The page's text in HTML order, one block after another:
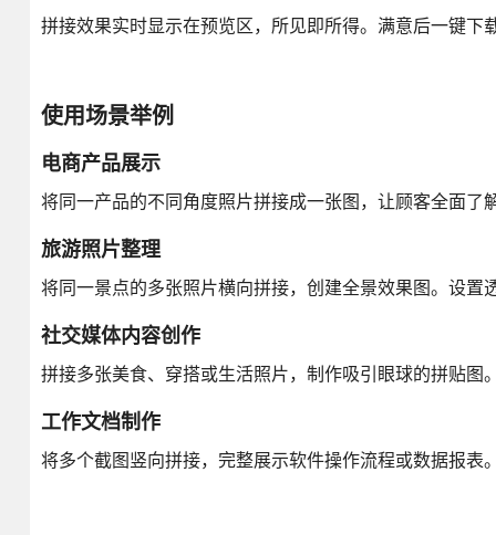
拼接效果实时显示在预览区，所见即所得。满意后一键下
使用场景举例
电商产品展示
将同一产品的不同角度照片拼接成一张图，让顾客全面了
旅游照片整理
将同一景点的多张照片横向拼接，创建全景效果图。设置
社交媒体内容创作
拼接多张美食、穿搭或生活照片，制作吸引眼球的拼贴图
工作文档制作
将多个截图竖向拼接，完整展示软件操作流程或数据报表